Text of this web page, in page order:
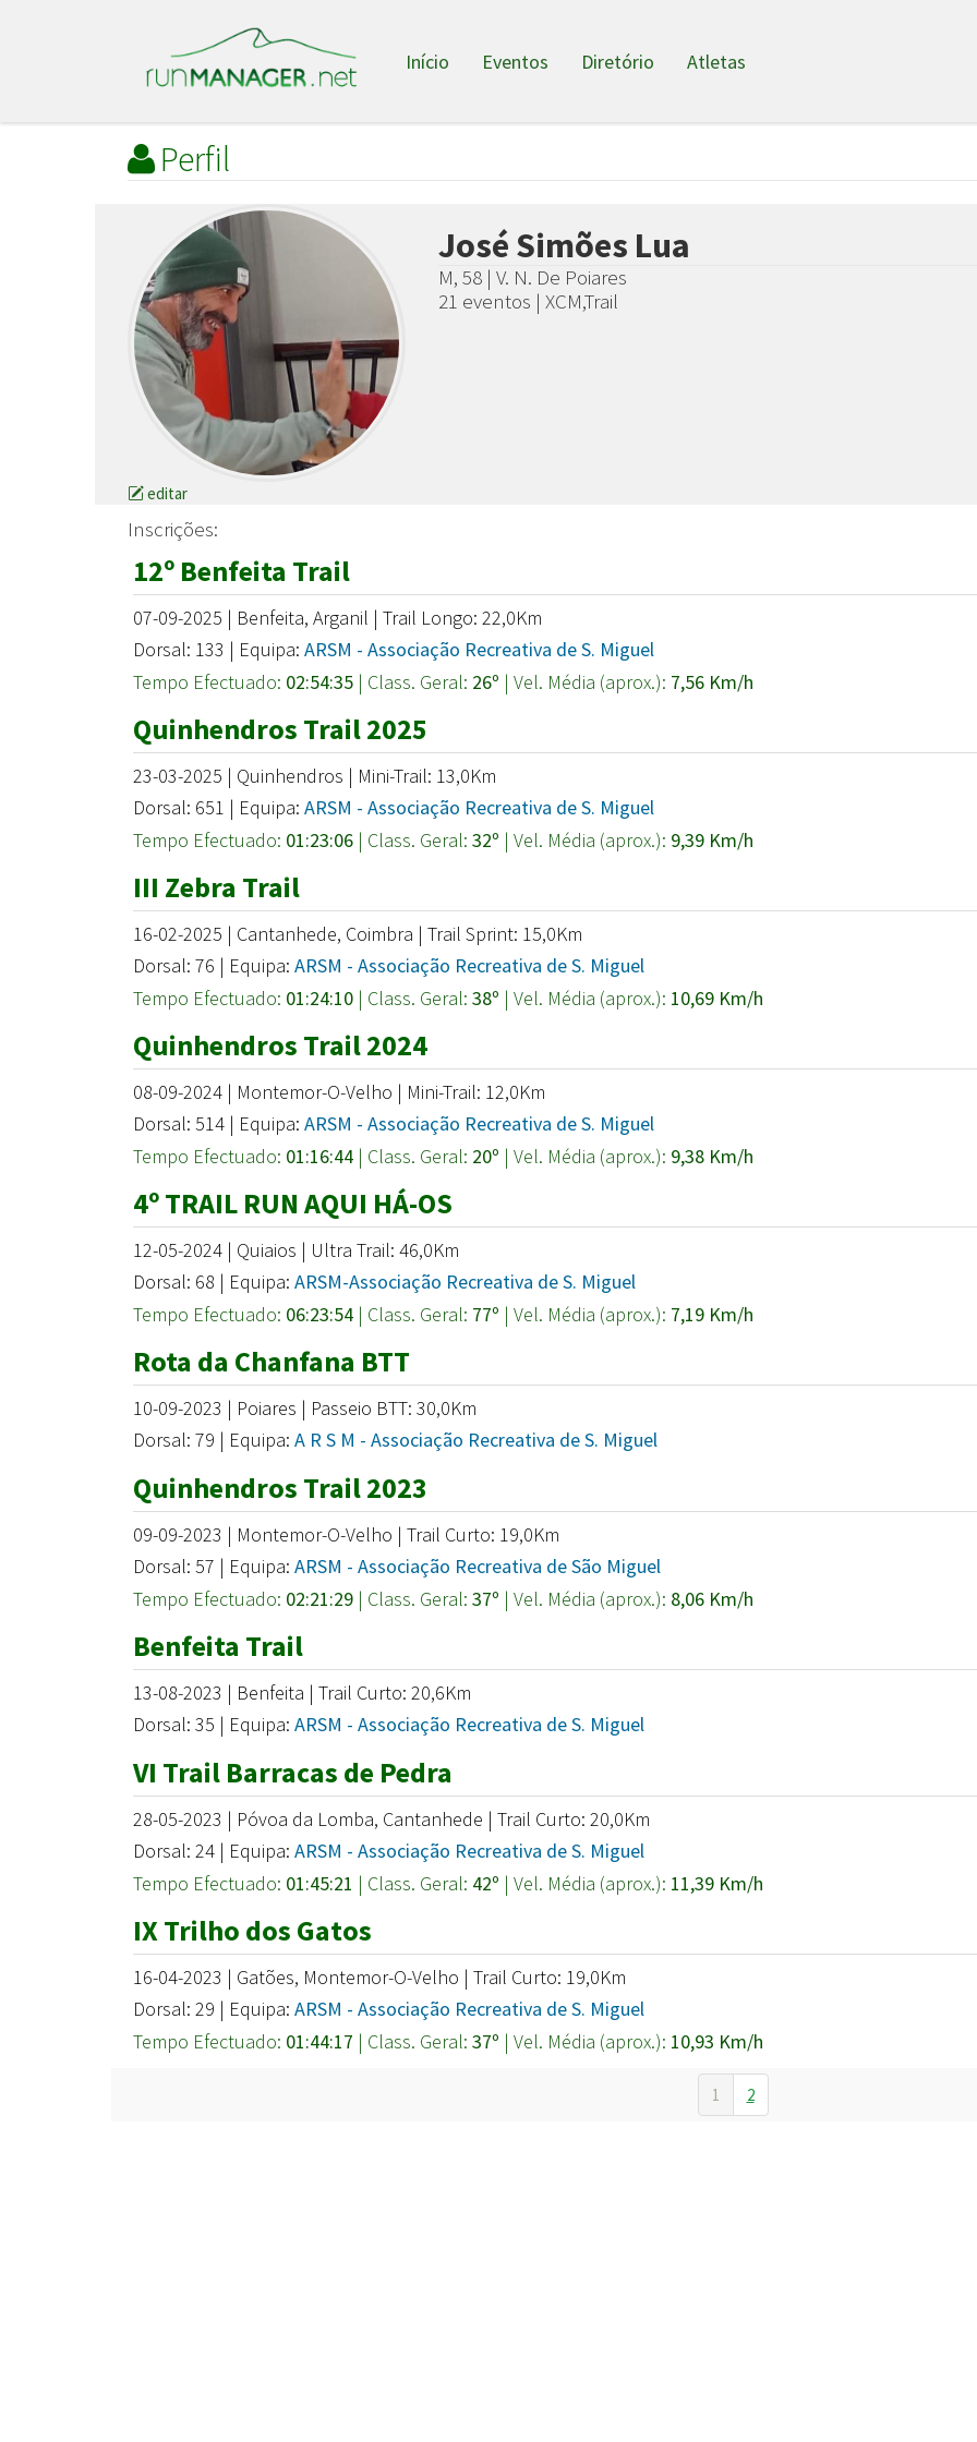
Início Eventos Diretório Atletas
Perfil
editar
José Simões Lua
M, 58 | V. N. De Poiares
21 eventos | XCM,Trail
Inscrições:
12º Benfeita Trail
07-09-2025 | Benfeita, Arganil | Trail Longo: 22,0Km
Dorsal: 133 | Equipa: ARSM - Associação Recreativa de S. Miguel
Tempo Efectuado: 02:54:35 | Class. Geral: 26º | Vel. Média (aprox.): 7,56 Km/h
Quinhendros Trail 2025
23-03-2025 | Quinhendros | Mini-Trail: 13,0Km
Dorsal: 651 | Equipa: ARSM - Associação Recreativa de S. Miguel
Tempo Efectuado: 01:23:06 | Class. Geral: 32º | Vel. Média (aprox.): 9,39 Km/h
III Zebra Trail
16-02-2025 | Cantanhede, Coimbra | Trail Sprint: 15,0Km
Dorsal: 76 | Equipa: ARSM - Associação Recreativa de S. Miguel
Tempo Efectuado: 01:24:10 | Class. Geral: 38º | Vel. Média (aprox.): 10,69 Km/h
Quinhendros Trail 2024
08-09-2024 | Montemor-O-Velho | Mini-Trail: 12,0Km
Dorsal: 514 | Equipa: ARSM - Associação Recreativa de S. Miguel
Tempo Efectuado: 01:16:44 | Class. Geral: 20º | Vel. Média (aprox.): 9,38 Km/h
4º TRAIL RUN AQUI HÁ-OS
12-05-2024 | Quiaios | Ultra Trail: 46,0Km
Dorsal: 68 | Equipa: ARSM-Associação Recreativa de S. Miguel
Tempo Efectuado: 06:23:54 | Class. Geral: 77º | Vel. Média (aprox.): 7,19 Km/h
Rota da Chanfana BTT
10-09-2023 | Poiares | Passeio BTT: 30,0Km
Dorsal: 79 | Equipa: A R S M - Associação Recreativa de S. Miguel
Quinhendros Trail 2023
09-09-2023 | Montemor-O-Velho | Trail Curto: 19,0Km
Dorsal: 57 | Equipa: ARSM - Associação Recreativa de São Miguel
Tempo Efectuado: 02:21:29 | Class. Geral: 37º | Vel. Média (aprox.): 8,06 Km/h
Benfeita Trail
13-08-2023 | Benfeita | Trail Curto: 20,6Km
Dorsal: 35 | Equipa: ARSM - Associação Recreativa de S. Miguel
VI Trail Barracas de Pedra
28-05-2023 | Póvoa da Lomba, Cantanhede | Trail Curto: 20,0Km
Dorsal: 24 | Equipa: ARSM - Associação Recreativa de S. Miguel
Tempo Efectuado: 01:45:21 | Class. Geral: 42º | Vel. Média (aprox.): 11,39 Km/h
IX Trilho dos Gatos
16-04-2023 | Gatões, Montemor-O-Velho | Trail Curto: 19,0Km
Dorsal: 29 | Equipa: ARSM - Associação Recreativa de S. Miguel
Tempo Efectuado: 01:44:17 | Class. Geral: 37º | Vel. Média (aprox.): 10,93 Km/h
1 2